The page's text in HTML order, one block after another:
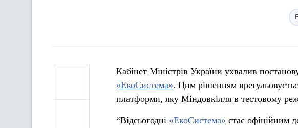
Кабінет Міністрів України ухвалив
«ЕкоСистема». Цим рішенням
платформи, яку Міндовкілля в тестовому
“Відсьогодні «ЕкоСистема» стає офіційним